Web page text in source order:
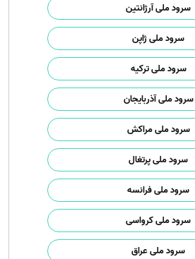
سرود ملی آرژانتین
سرود ملی ژاپن
سرود ملی ترکیه
سرود ملی آذربایجان
سرود ملی مراکش
سرود ملی پرتغال
سرود ملی فرانسه
سرود ملی کرواسی
سرود ملی عراق